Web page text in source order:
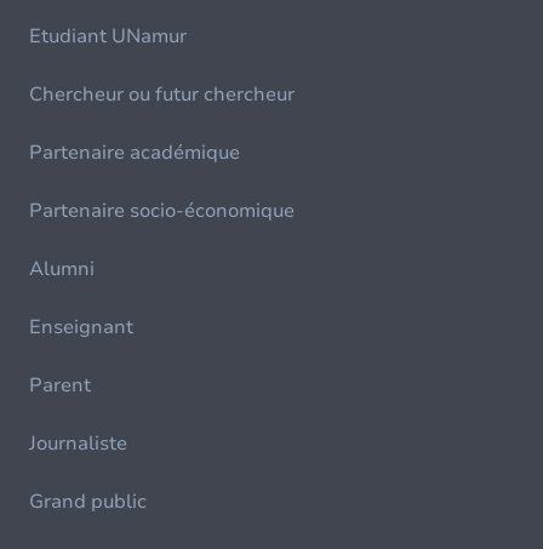
Etudiant UNamur
Chercheur ou futur chercheur
Partenaire académique
Partenaire socio-économique
Alumni
Enseignant
Parent
Journaliste
Grand public